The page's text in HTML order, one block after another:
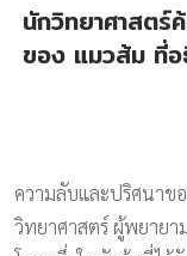
นักวิทยาศาสตร์
ของ แมวส้ม ที่อ
ความลับและปริศนาข
วิทยาศาสตร์ ผู้พยายา